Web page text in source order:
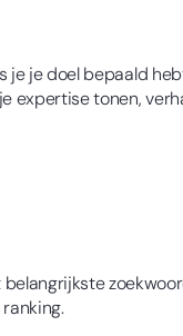
je je doel bepaald
expertise tonen,